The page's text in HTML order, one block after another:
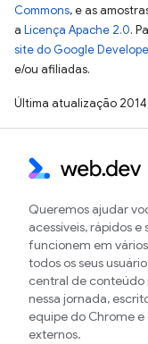
Commons, e as
a Licença Apache 2.0.
site do Google
e/ou afiliadas.
Última atualização
Queremos ajudar
acessíveis, rápidos e
funcionem em
todos os seus
central de conteúdo
nessa jornada,
equipe do Chrome e
externos.